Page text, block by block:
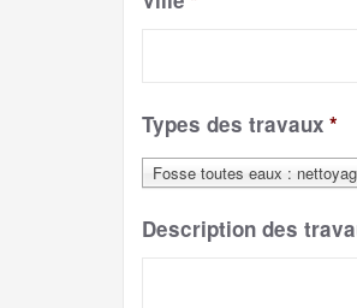
Types des travaux *
Fosse toutes eaux :
Description des